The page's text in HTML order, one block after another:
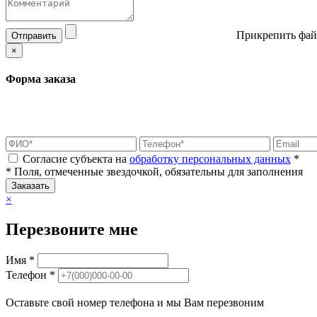
Отправить Прикрепить
×
Форма заказа
Согласие субъекта на обработку персональных данных *
* Поля, отмеченные звездочкой, обязательны для заполнения
Заказать
×
Перезвоните мне
Имя *
Телефон *
Оставьте свой номер телефона и мы Вам перезвоним